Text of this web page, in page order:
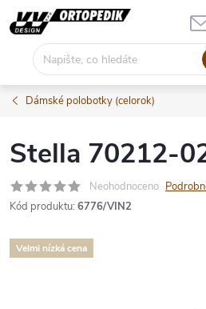
Přejít
na
Dámské polobotky (celorok)
Stella 70212-
Neohodnoceno
Kód produktu: 6776/VIN2
Velmi nízká cena